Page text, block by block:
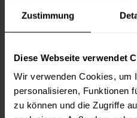
Zustimmung
Diese Webseite verwendet
Wir verwenden Cookies, um
personalisieren, Funktionen
zu können und die Zugriffe
Merken Fragen
Artikel-Nr.: BX1417